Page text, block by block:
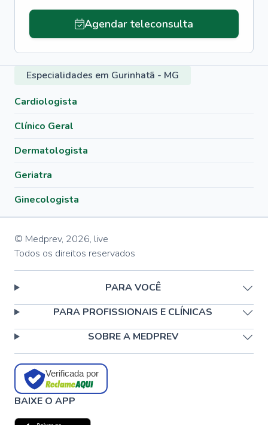
Agendar teleconsulta
Especialidades em Gurinhatã - MG
Cardiologista
Clínico Geral
Dermatologista
Geriatra
Ginecologista
© Medprev, 2026, live
Todos os direitos reservados
PARA VOCÊ
PARA PROFISSIONAIS E CLÍNICAS
SOBRE A MEDPREV
Verificada por
BAIXE O APP